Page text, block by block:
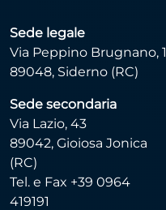
Sede legale
Via Peppino Brugnano, 1
89048, Siderno (RC)
Sede secondaria
Via Lazio, 43
89042, Gioiosa Jonica
(RC)
Tel. e Fax +39 0964
419191